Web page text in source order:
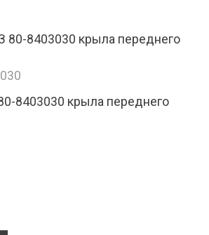
8403030 крыла переднего